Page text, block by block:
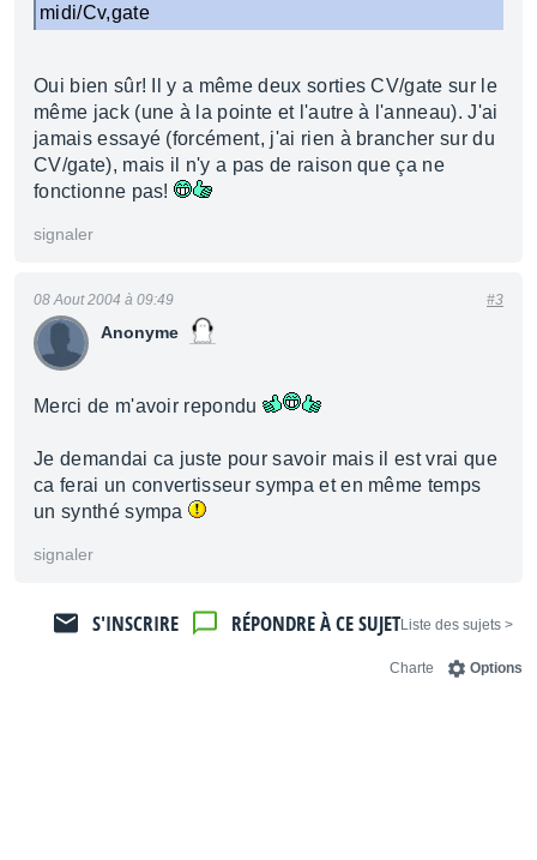
midi/Cv,gate
Oui bien sûr! Il y a même deux sorties CV/gate sur le
même jack (une à la pointe et l'autre à l'anneau). J'ai
jamais essayé (forcément, j'ai rien à brancher sur du
CV/gate), mais il n'y a pas de raison que ça ne
fonctionne pas!
signaler
Anonyme
08 Aout 2004 à 09:49 #3
Merci de m'avoir repondu
Je demandai ca juste pour savoir mais il est vrai que
ca ferai un convertisseur sympa et en même temps
un synthé sympa
signaler
< Liste des sujets
RÉPONDRE À CE SUJET
S'INSCRIRE
Options
Charte